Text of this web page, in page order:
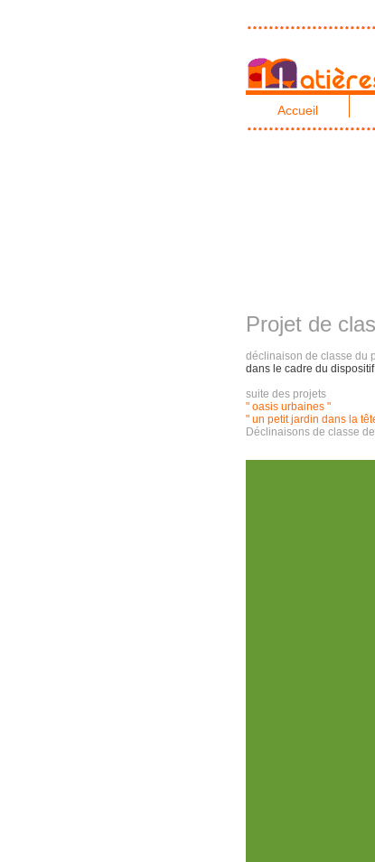
Accueil
Projet de
déclinaison de classe du
dans le cadre du dispositif
suite des projets
" oasis urbaines "
" un petit jardin dans la
Déclinaisons de classe